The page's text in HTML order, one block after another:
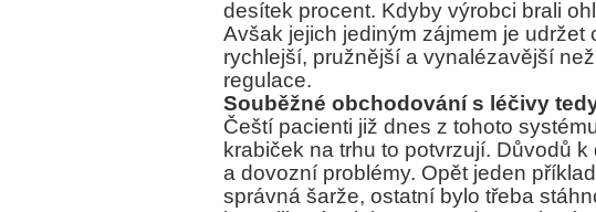
desítek procent. Kdyby výrobci brali
Avšak jejich jediným zájmem je
rychlejší, pružnější a vynalézavější
regulace.
Souběžné obchodování s léčivy
Čeští pacienti již dnes z tohoto
krabiček na trhu to potvrzují. Důvodů
a dovozní problémy. Opět jeden
správná šarže, ostatní bylo třeba